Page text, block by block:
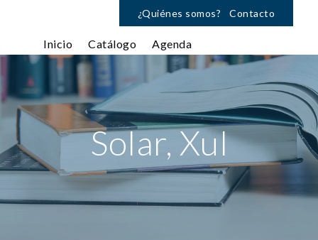
¿Quiénes somos? Contacto
Inicio Catálogo Agenda
Solar, Xul